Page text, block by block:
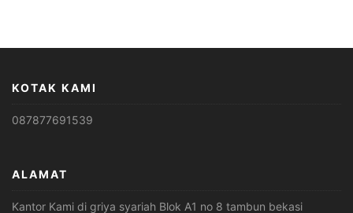
KOTAK KAMI
087877691539
ALAMAT
Kantor Kami di griya syariah Blok A1 no 8 tambun bekasi